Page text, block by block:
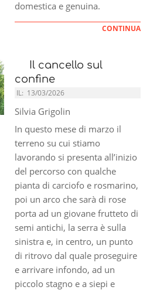
domestica e genuina.
CONTINUA
Il cancello sul
confine
IL: 13/03/2026
Silvia Grigolin
In questo mese di marzo il
terreno su cui stiamo
lavorando si presenta all’inizio
del percorso con qualche
pianta di carciofo e rosmarino,
poi un arco che sarà di rose
porta ad un giovane frutteto di
semi antichi, la serra è sulla
sinistra e, in centro, un punto
di ritrovo dal quale proseguire
e arrivare infondo, ad un
piccolo stagno e a siepi e